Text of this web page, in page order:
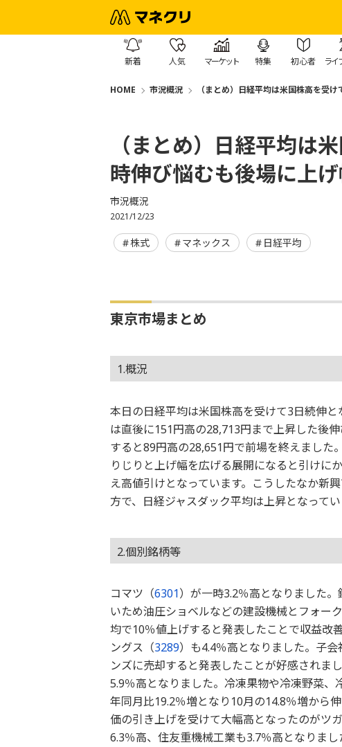
新着 人気 マーケット 特集 初心者 ライ
HOME 市況概況 （まとめ）日経平均は米国株高を受
（まとめ）日経平均
時伸び悩むも後場に上
市況概況
2021/12/23
株式 マネックス 日経平均
東京市場まとめ
1.概況
本日の日経平均は米国株高を受けて3日続伸
は直後に151円高の28,713円まで上昇した後
すると89円高の28,651円で前場を終えました
りじりと上げ幅を広げる展開になると引けに
え高値引けとなっています。こうしたなか新
方で、日経ジャスダック平均は上昇となってい
2.個別銘柄等
コマツ（6301）が一時3.2％高となりました
いため油圧ショベルなどの建設機械とフォー
均で10％値上げすると発表したことで収益改
ングス（3289）も4.4％高となりました。子
ンズに売却すると発表したことが好感されま
5.9％高となりました。冷凍果物や冷凍野菜
年同月比19.2％増となり10月の14.8％増から
価の引き上げを受けて大幅高となったのがツ
6.3％高、住友重機械工業も3.7％高となりま